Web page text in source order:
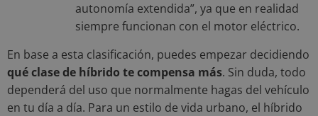
autonomía extendida”, ya que en realidad
siempre funcionan con el motor eléctrico.
En base a esta clasificación, puedes empezar decidiendo
qué clase de híbrido te compensa más. Sin duda, todo
dependerá del uso que normalmente hagas del vehículo
en tu día a día. Para un estilo de vida urbano, el híbrido